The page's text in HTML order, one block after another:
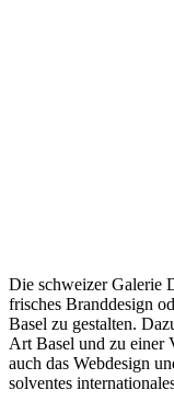
Die schweizer Galerie
frisches Branddesign
Basel zu gestalten.
Art Basel und zu einer
auch das Webdesign
solventes